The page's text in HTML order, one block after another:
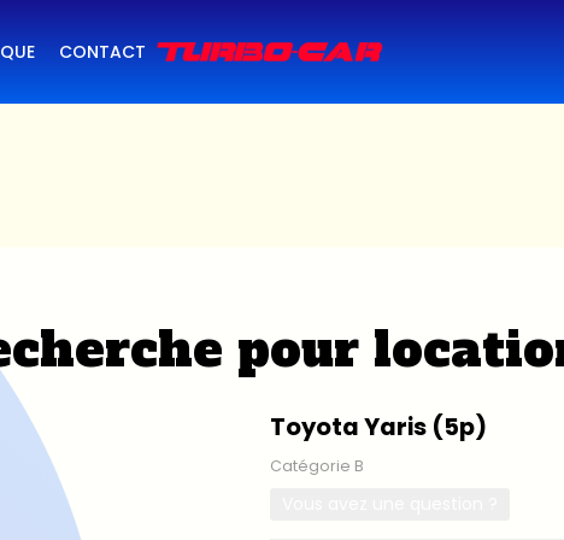
CONTACT
pour
Toyota Yaris (5p)
Catégorie B